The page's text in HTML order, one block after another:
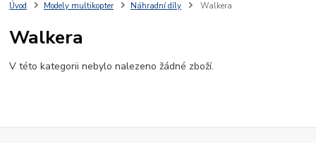
Úvod Modely multikopter Náhradní díly Walkera
Walkera
V této kategorii nebylo nalezeno žádné zboží.